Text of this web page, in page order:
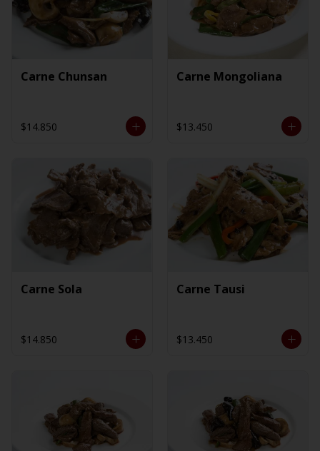
Carne Chunsan
$14.850
Carne Mongoliana
$13.450
Carne Sola
$14.850
Carne Tausi
$13.450